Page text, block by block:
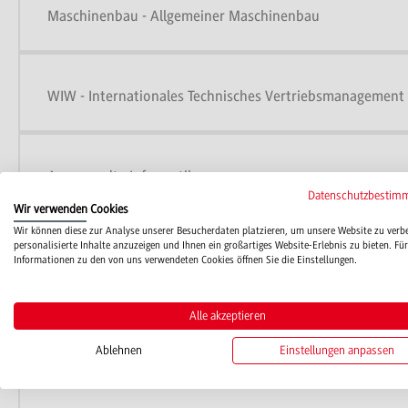
Maschinenbau - Allgemeiner Maschinenbau
WIW - Internationales Technisches Vertriebsmanagement
Angewandte Informatik
Wirtschaftsingenieurwesen - Innovations- und
Data Science und künstliche Intelligenz
Wir verwenden Cookies
Wir können diese zur Analyse unserer Besucherdaten platzieren, um unsere Website zu
personalisierte Inhalte anzuzeigen und Ihnen ein großartiges Website-Erlebnis zu bieten.
Informationen zu den von uns verwendeten Cookies öffnen Sie die Einstellungen.
Alle akzeptieren
Ablehnen Einstellungen anpassen